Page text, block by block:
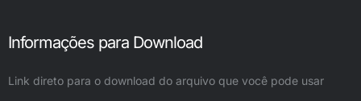
Informações para Download
Link direto para o download do arquivo que você pode usar